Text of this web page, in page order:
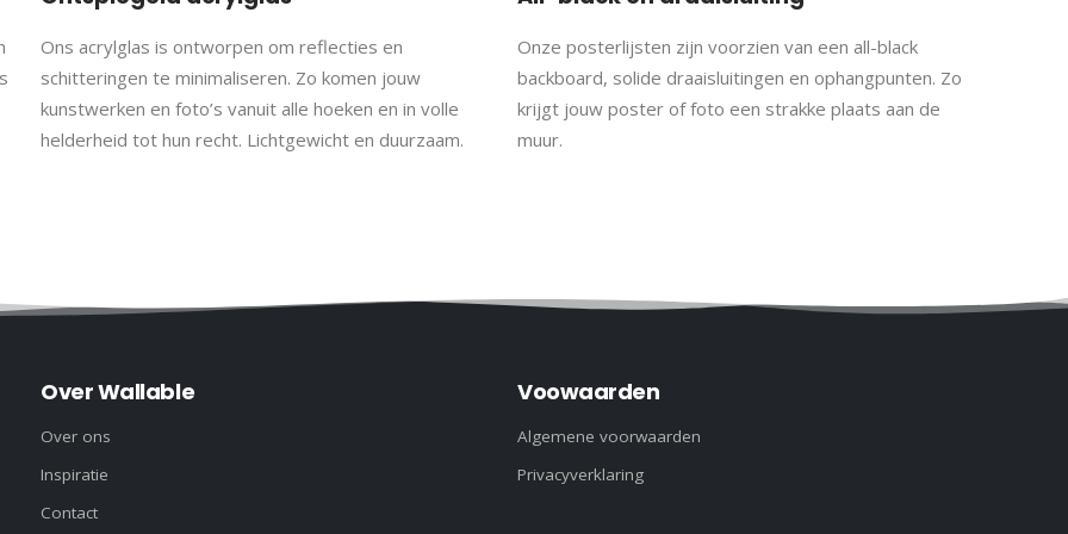
gratis verzonden.
Ons acrylglas is ontworpen om reflecties en
schitteringen te minimaliseren. Zo komen jouw
kunstwerken en foto’s vanuit alle hoeken en in volle
helderheid tot hun recht. Lichtgewicht en duurzaam.
Onze posterlijsten zijn voorzien van een all-black
backboard, solide draaisluitingen en ophangpunten. Zo
krijgt jouw poster of foto een strakke plaats aan de
muur.
Over Wallable
Over ons
Inspiratie
Contact
Voowaarden
Algemene voorwaarden
Privacyverklaring